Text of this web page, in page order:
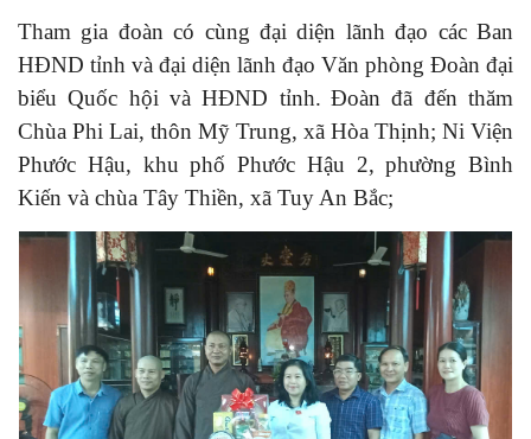
Tham gia đoàn có cùng đại diện lãnh đạo các Ban
HĐND tỉnh và đại diện lãnh đạo Văn phòng Đoàn đại
biểu Quốc hội và HĐND tỉnh. Đoàn đã đến thăm
Chùa Phi Lai, thôn Mỹ Trung, xã Hòa Thịnh; Ni Viện
Phước Hậu, khu phố Phước Hậu 2,phường Bình
Kiến và chùa Tây Thiền, xã Tuy An Bắc;